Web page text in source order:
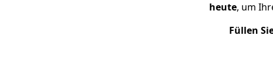
heute, um
Füllen